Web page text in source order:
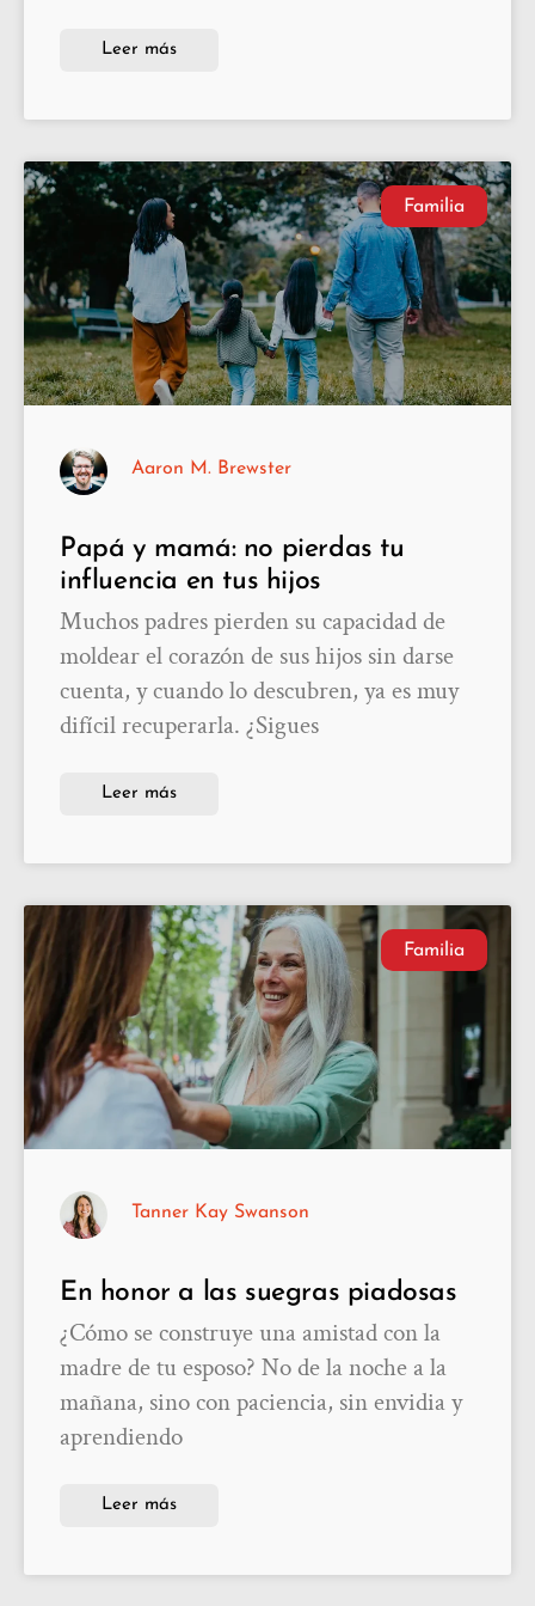
Leer más
Familia
Papá y mamá: no pierdas tu
influencia en tus hijos
Muchos padres pierden su capacidad de
moldear el corazón de sus hijos sin darse
cuenta, y cuando lo descubren, ya es muy
difícil recuperarla. ¿Sigues
Leer más
Aaron M. Brewster
Familia
En honor a las suegras piadosas
¿Cómo se construye una amistad con la
madre de tu esposo? No de la noche a la
mañana, sino con paciencia, sin envidia y
aprendiendo
Leer más
Tanner Kay Swanson